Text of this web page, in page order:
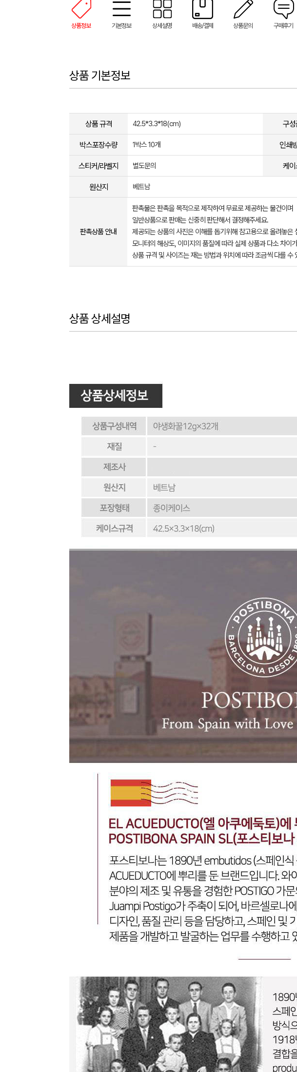
상품정보 기본정보 상세설명 배송/결제 상품문의 구매후기
상품 기본정보
상품 규격 42.5*3.3*18(cm) 구성
박스포장수량 1박스 10개 인쇄
스티커/라벨지 별도문의 케이
원산지 베트남
판촉상품 안내
판촉물은 판촉을 목적으로 제작하여 무료로 제공하는 물건이며
일반상품으로 판매는 신중히 판단해서 결정해주세요.
제공되는 상품의 사진은 이해를 돕기위해 참고용으로 올려놓은
모니터의 해상도, 이미지의 품질에 따라 실제 상품과 다소 차이
상품 규격 및 사이즈는 재는 방법과 위치에 따라 조금씩 다를 수
상품 상세설명